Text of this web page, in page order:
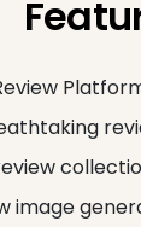
image